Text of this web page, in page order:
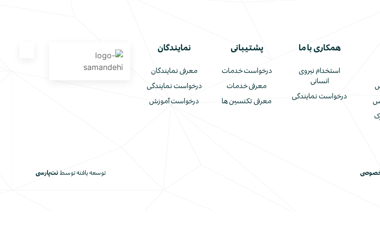
همکاری با ما
استخدام نیروی
انسانی
درخواست نمایندگی
پشتیبانی
درخواست خدمات
معرفی خدمات
معرفی تکنسین ها
نمایندگان
معرفی نمایندگان
درخواست نمایندگی
درخواست آموزش
توسعه یافته توسط نت‌پارسی